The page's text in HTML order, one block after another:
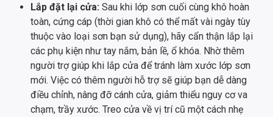
Lắp đặt lại cửa: Sau khi lớp sơn cuối cùng khô hoàn
toàn, cứng cáp (thời gian khô có thể mất vài ngày tùy
thuộc vào loại sơn bạn sử dụng), hãy cẩn thận lắp lại
các phụ kiện như tay nắm, bản lề, ổ khóa. Nhờ thêm
người trợ giúp khi lắp cửa để tránh làm xước lớp sơn
mới. Việc có thêm người hỗ trợ sẽ giúp bạn dễ dàng
điều chỉnh, nâng đỡ cánh cửa, giảm thiểu nguy cơ va
chạm, trầy xước. Treo cửa về vị trí cũ một cách nhẹ